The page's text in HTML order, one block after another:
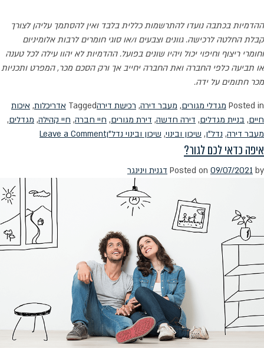
ההדמיות בכתבה נועדו להתרשמות כללית בלבד ואין להסתמך עליהן לצורך
קבלת החלטה לרכישה. גוונים וצבעים ו/או סוגי חומרים לרבות אלומיניום
וחומרי ריצוף וחיפוי יכול ויהיו שונים בפועל. ההדמיות לא יהוו עילה לכל טענה
או תביעה כלפי החברה ואת החברה יחייב אך ורק הסכם מכר, המפרט ותכניות
מכר חתומים על ידה.
Posted in מגדלי מגורים, מעבר דירה, רכישת דירהTagged אדריכלות, איכות
חיים, בניית מגדלים, דירה חדשה, דירת מגורים, חיי חברה, חיי קהילה, מגדלים,
מעבר דירה, נדל"ן, שיכון ובינוי, שיכון ובינוי נדל"ןLeave a Comment
on
הגובה
איפה כדאי לכם לגור?
Posted on 09/07/2021 by דגנית וינינגר